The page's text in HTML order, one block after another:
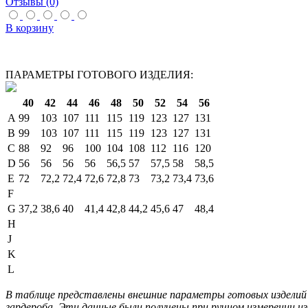
В корзину
ПАРАМЕТРЫ ГОТОВОГО ИЗДЕЛИЯ:
40 42 44 46 48 50 52 54
56
A 99 103 107 111 115 119 123 127 131
B 99 103 107 111 115 119 123 127 131
C 88 92 96 100 104 108 112 116 120
D 56 56 56 56 56,5 57 57,5 58
58,5
E 72 72,2 72,4 72,6 72,8 73 73,2 73,4 73,6
F
G 37,2 38,6 40 41,4 42,8 44,2 45,6 47
48,4
H
J
K
L
В таблице представлены внешние параметры готовых